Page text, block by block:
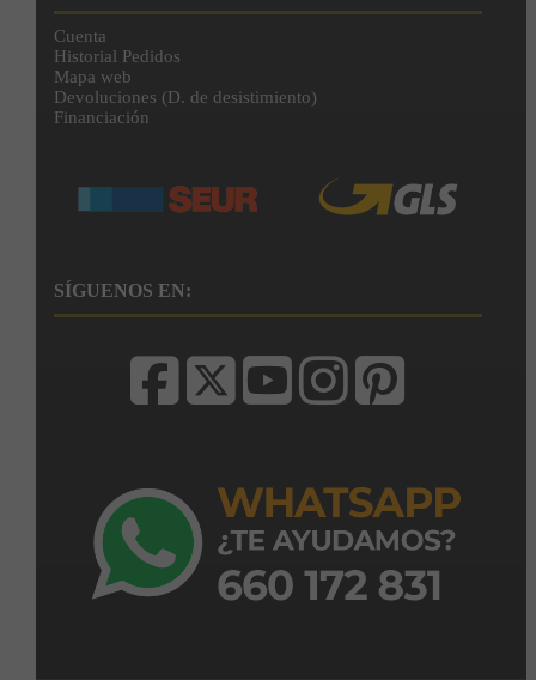
Cuenta
Historial Pedidos
Mapa web
Devoluciones (D. de desistimiento)
Financiación
SÍGUENOS EN: